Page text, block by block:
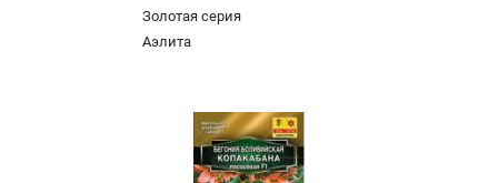
Золотая серия
Аэлита